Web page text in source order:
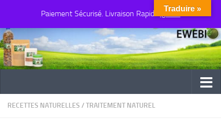
Paiement Sécurisé. Livraison Rapide Ignorer
Au dessous du contenu
RECETTES NATURELLES /TRAITEMENT NATUREL
Traduire »